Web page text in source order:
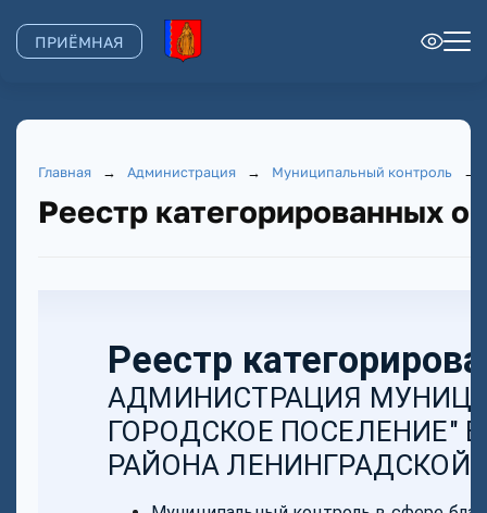
ПРИЁМНАЯ
Главная → Администрация → Муниципальный контроль →
Реестр категорированных